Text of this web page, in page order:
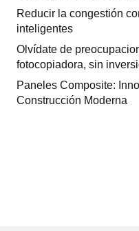
Reducir la congestión
inteligentes
Olvídate de
fotocopiadora, sin
Paneles Composite:
Construcción Moderna